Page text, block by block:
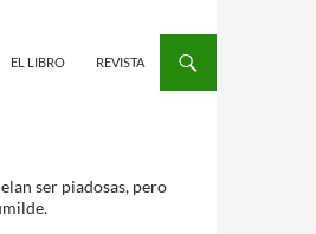
EL LIBRO REVISTA
ser piadosas, pero